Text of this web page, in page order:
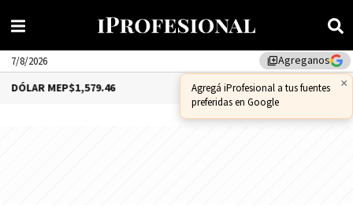
library_addAgreganos
×
Agregá iProfesional a tus fuentes
preferidas en Google
7/8/2026
DÓLAR MEP$1,579.46 DÓLAR CCL$1,575.53